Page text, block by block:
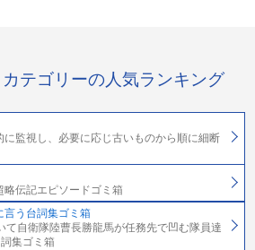
カテゴリーの人気ランキング
に監視し、必要に応じ古いものから順に細断
伝記エピソードゴミ箱
言う台詞集ゴミ箱
て自衛隊陸曹長勝龍馬が任務先で凹む隊員達
集ゴミ箱